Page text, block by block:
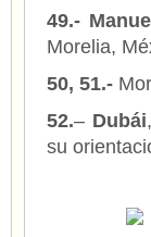
49.-
Morelia,
50, 51.-
52.– Dubái
su